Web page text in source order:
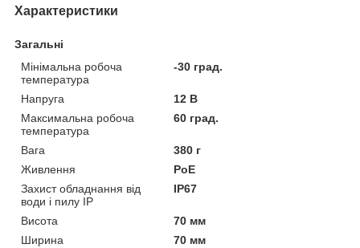
Характеристики
Загальні
Мінімальна робоча
температура
-30 град.
Напруга
12 В
Максимальна робоча
температура
60 град.
Вага
380 г
Живлення
PoE
Захист обладнання від
води і пилу IP
IP67
Висота
70 мм
Ширина
70 мм